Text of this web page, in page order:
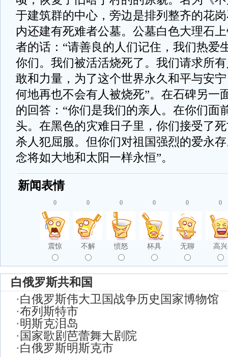
于建筑群的中心，旁边是排列整齐的花
内还建有死难者公墓。公墓白色大理石
者的话：“请善良的人们记住，我们热爱
你们。我们被活活烧死了。我们请求所
敢和力量，为了这个世界永久和平与安
何地再也不会有人被烧死”。在石碑另一
的回答：“你们是我们的亲人。在你们面
头。在黑色的灾难日子里，你们接受了
杀人犯屈服。但你们对祖国强烈的爱永
念将如大地和太阳一样永恒”。
新闻表情
0
震惊
0
不解
0
愤怒
0
杯具
0
无聊
0
高兴
白俄罗斯共和国
·白俄罗斯伟大卫国战争历史国家博物馆
·布列斯特市
·明斯克泪岛
· 国家歌剧芭蕾舞大剧院
·白俄罗斯明斯克市